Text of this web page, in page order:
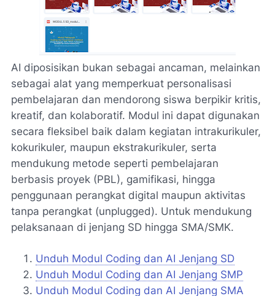
AI diposisikan bukan sebagai ancaman, melainkan
sebagai alat yang memperkuat personalisasi
pembelajaran dan mendorong siswa berpikir kritis,
kreatif, dan kolaboratif. Modul ini dapat digunakan
secara fleksibel baik dalam kegiatan intrakurikuler,
kokurikuler, maupun ekstrakurikuler, serta
mendukung metode seperti pembelajaran
berbasis proyek (PBL), gamifikasi, hingga
penggunaan perangkat digital maupun aktivitas
tanpa perangkat (unplugged). Untuk mendukung
pelaksanaan di jenjang SD hingga SMA/SMK.
Unduh Modul Coding dan AI Jenjang SD
Unduh Modul Coding dan AI Jenjang SMP
Unduh Modul Coding dan AI Jenjang SMA